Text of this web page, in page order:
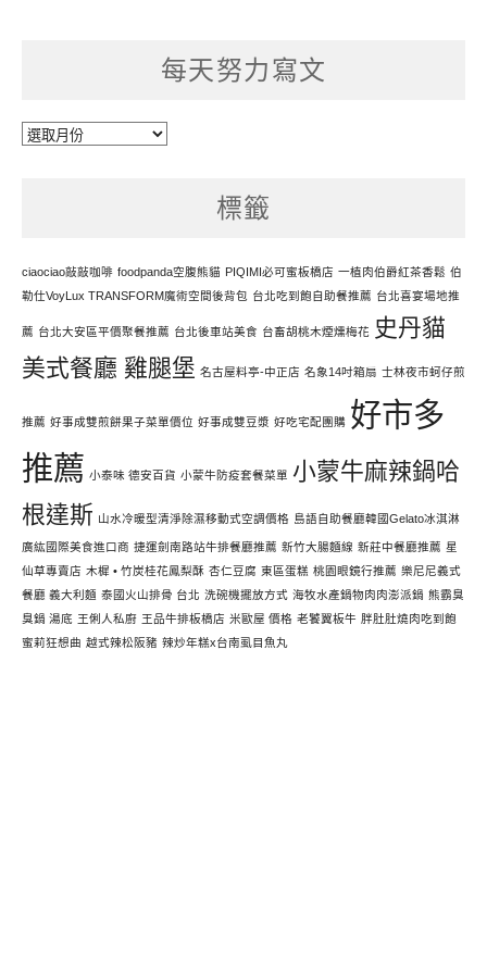
每天努力寫文
每
標籤
ciaociao敲敲咖啡 foodpanda空腹熊貓 PIQIMI必可蜜板橋店 一植肉伯爵紅茶香鬆 伯
勒仕VoyLux TRANSFORM魔術空間後背包 台北吃到飽自助餐推薦 台北喜宴場地推
薦 台北大安區平價聚餐推薦 台北後車站美食 台畜胡桃木煙燻梅花 史丹貓
美式餐廳 雞腿堡 名古屋料亭-中正店 名象14吋箱扇 士林夜市蚵仔煎
推薦 好事成雙煎餅果子菜單價位 好事成雙豆漿 好吃宅配團購 好市多
推薦 小泰味 德安百貨 小蒙牛防疫套餐菜單 小蒙牛麻辣鍋哈
根達斯 山水冷暖型清淨除濕移動式空調價格 島語自助餐廳韓國Gelato冰淇淋
廣紘國際美食進口商 捷運劍南路站牛排餐廳推薦 新竹大腸麵線 新莊中餐廳推薦 星
仙草專賣店 木樨 • 竹炭桂花鳳梨酥 杏仁豆腐 東區蛋糕 桃園眼鏡行推薦 樂尼尼義式
餐廳 義大利麵 泰國火山排骨 台北 洗碗機擺放方式 海牧水產鍋物肉肉澎派鍋 熊霸臭
臭鍋 湯底 王俐人私廚 王品牛排板橋店 米歐屋 價格 老饕翼板牛 胖肚肚燒肉吃到飽
蜜莉狂想曲 越式辣松阪豬 辣炒年糕x台南虱目魚丸